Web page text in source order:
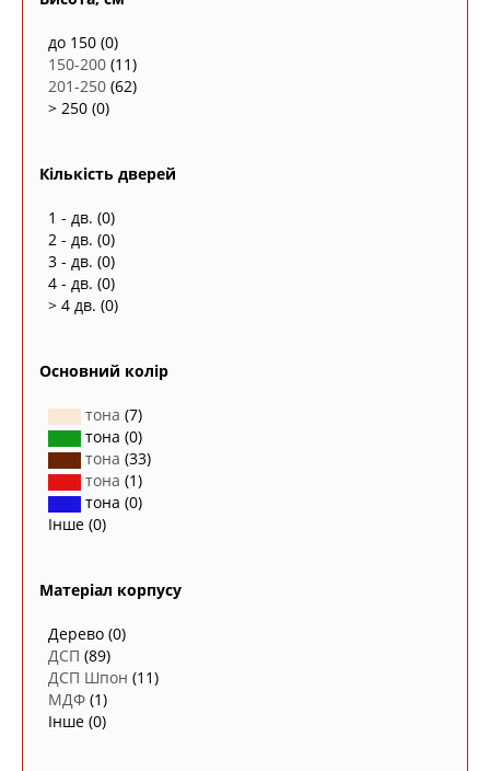
до 150 (0)
150-200 (11)
201-250 (62)
> 250 (0)
Кількість дверей
1 - дв. (0)
2 - дв. (0)
3 - дв. (0)
4 - дв. (0)
> 4 дв. (0)
Основний колір
тона (7)
тона (0)
тона (33)
тона (1)
тона (0)
Інше (0)
Матеріал корпусу
Дерево (0)
ДСП (89)
ДСП Шпон (11)
МДФ (1)
Інше (0)